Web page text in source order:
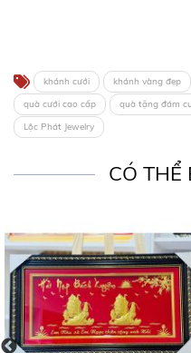
khánh cưới khánh vàng đẹp
quà cưới cao cấp
quà tặng đám
Lộc Phát Jewelry
CÓ THỂ